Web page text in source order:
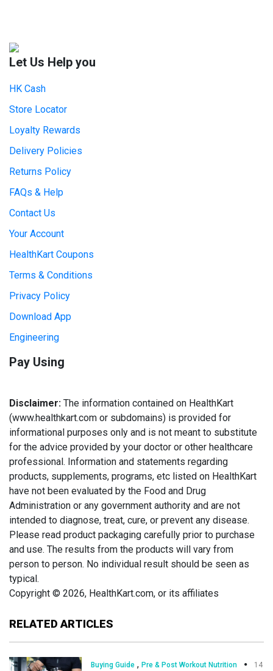
RELATED ARTICLES
Buying Guide ,Pre & Post Workout Nutrition
14
Let Us Help you
HK Cash
Store Locator
Loyalty Rewards
Delivery Policies
Returns Policy
FAQs & Help
Contact Us
Your Account
HealthKart Coupons
Terms & Conditions
Privacy Policy
Download App
Engineering
Pay Using
Disclaimer: The information contained on HealthKart
(www.healthkart.com or subdomains) is provided for
informational purposes only and is not meant to substitute
for the advice provided by your doctor or other healthcare
professional. Information and statements regarding
products, supplements, programs, etc listed on HealthKart
have not been evaluated by the Food and Drug
Administration or any government authority and are not
intended to diagnose, treat, cure, or prevent any disease.
Please read product packaging carefully prior to purchase
and use. The results from the products will vary from
person to person. No individual result should be seen as
typical.
Copyright © 2026, HealthKart.com, or its affiliates